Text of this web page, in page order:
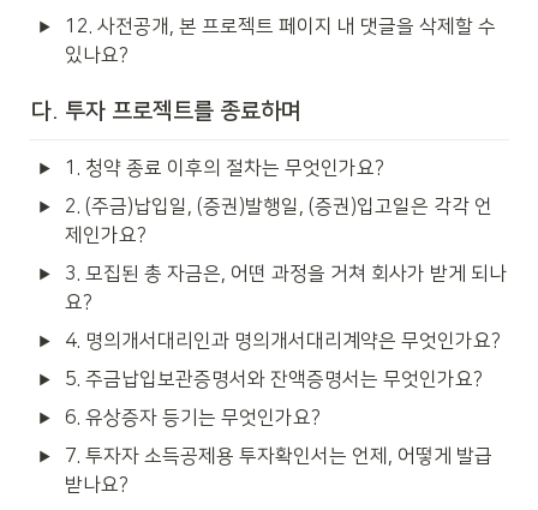
12. 사전공개, 본 프로젝트 페이지 내 댓글을 삭제할 수
있나요?
다. 투자 프로젝트를 종료하며
1. 청약 종료 이후의 절차는 무엇인가요?
2. (주금)납입일, (증권)발행일, (증권)입고일은 각각 언
제인가요?
3. 모집된 총 자금은, 어떤 과정을 거쳐 회사가 받게 되나
요?
4. 명의개서대리인과 명의개서대리계약은 무엇인가요?
5. 주금납입보관증명서와 잔액증명서는 무엇인가요?
6. 유상증자 등기는 무엇인가요?
7. 투자자 소득공제용 투자확인서는 언제, 어떻게 발급
받나요?